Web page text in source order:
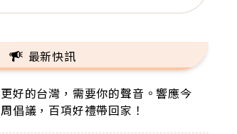
最新快訊
更好的台灣，需要你的聲音。響應今
周倡議，百項好禮帶回家！